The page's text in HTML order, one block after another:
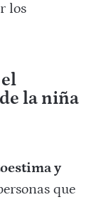
los
la niña
y
que